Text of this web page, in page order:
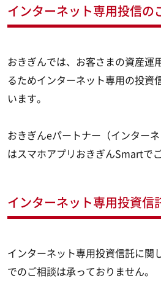
インターネット専用投信の
おきぎんでは、お客さまの資産運
るためインターネット専用の投資
います。
おきぎんeパートナー（インター
はスマホアプリおきぎんSmartで
インターネット専用投資信
インターネット専用投資信託に関
でのご相談は承っておりません。